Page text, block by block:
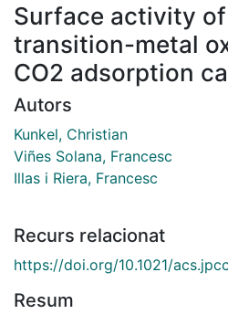
Surface activity
transition-metal
CO2 adsorption
Autors
Kunkel, Christian
Viñes Solana, Francesc
Illas i Riera, Francesc
Recurs relacionat
https://doi.org/10.1021/
Resum